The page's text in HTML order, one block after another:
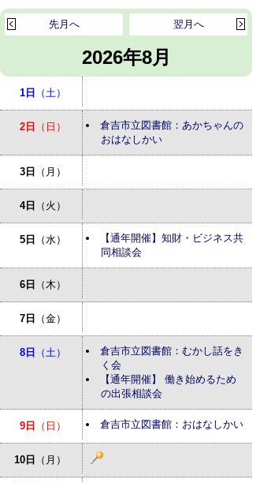
2026年8月
翌月へ
先月へ
1日 （土）
2日 （日）
倉吉市立図書館：あかちゃんの
おはなしかい
3日 （月）
4日 （火）
5日 （水）
【通年開催】知財・ビジネス共
同相談会
6日 （木）
7日 （金）
8日 （土）
倉吉市立図書館：むかし話をき
く会
【通年開催】 働き始めるため
の出張相談会
9日 （日） 倉吉市立図書館：おはなしかい
10日 （月）